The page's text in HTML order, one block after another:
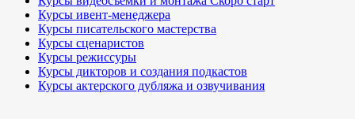
Курсы ивент-менеджера
Курсы писательского мастерства
Курсы сценаристов
Курсы режиссуры
Курсы дикторов и создания подкастов
Курсы актерского дубляжа и озвучивания